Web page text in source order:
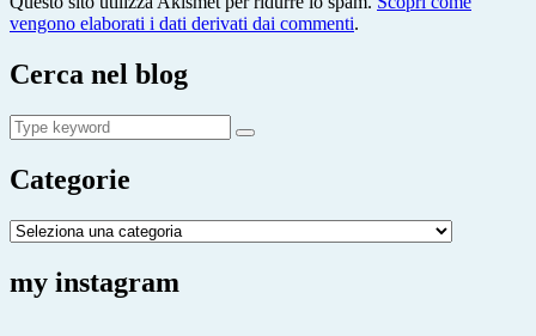
vengono elaborati i dati derivati dai commenti.
Cerca nel blog
Search
for:
Search
Categorie
Categorie
my instagram